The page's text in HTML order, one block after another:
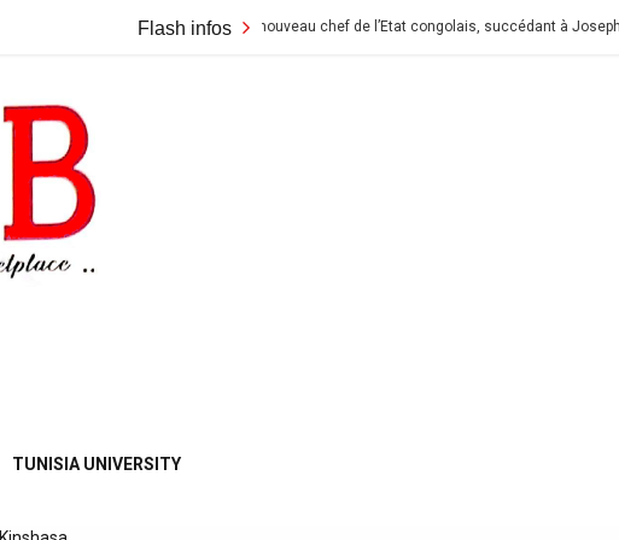
Flash infos
Félix Tshisekedi le nouveau chef de l’Etat congolais, succédant à Joseph Kabila
TUNISIA UNIVERSITY